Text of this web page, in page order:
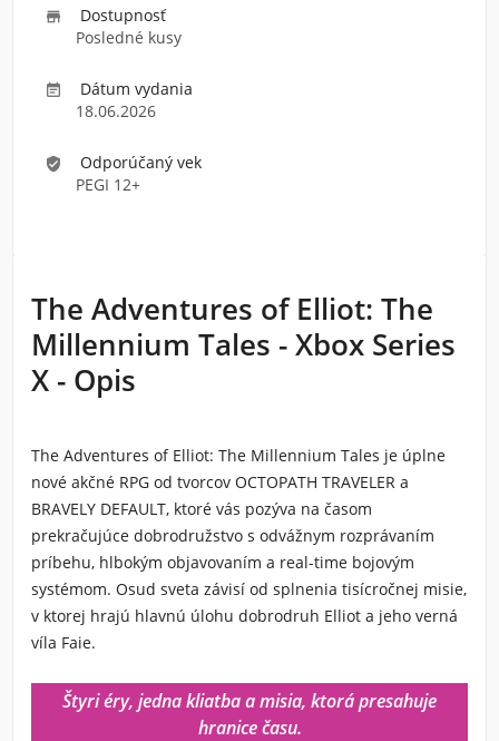

Dostupnosť
Posledné kusy

Dátum vydania
18.06.2026
verified_user
Odporúčaný vek
PEGI 12+
The Adventures of Elliot: The
Millennium Tales - Xbox Series
X - Opis
The Adventures of Elliot: The Millennium Tales je úplne
nové akčné RPG od tvorcov OCTOPATH TRAVELER a
BRAVELY DEFAULT, ktoré vás pozýva na časom
prekračujúce dobrodružstvo s odvážnym rozprávaním
príbehu, hlbokým objavovaním a real-time bojovým
systémom. Osud sveta závisí od splnenia tisícročnej misie,
v ktorej hrajú hlavnú úlohu dobrodruh Elliot a jeho verná
víla Faie.
Štyri éry, jedna kliatba a misia, ktorá presahuje
hranice času.